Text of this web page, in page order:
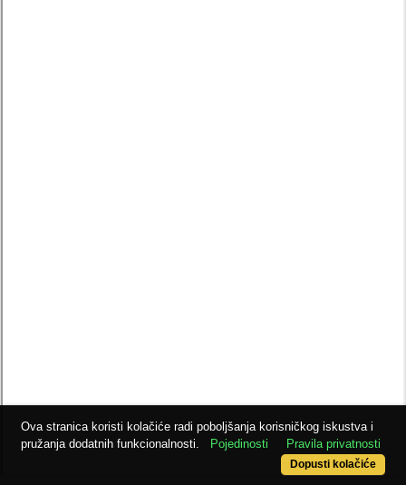
Ova stranica koristi kolačiće radi poboljšanja korisničkog iskustva i
pružanja dodatnih funkcionalnosti.
Pojedinosti Pravila privatnosti
Dopusti kolačiće